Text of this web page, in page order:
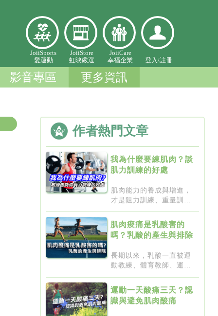
愛
運
動
虹映嚴
選
幸福企
業
人中心
JoiiSports
愛運動
JoiiStore
虹映嚴選
JoiiCare
幸福企業
登入/註冊
影音專區 更多資訊
作者熱門文章
我為什麼要練肌肉？談
肌力訓練的好處
肌肉能力的養成與增進，
才是阻力訓練、重量訓
肌肉痠痛是乳酸害的
嗎？乳酸的產生與排除
長期以來，乳酸一直被運
動教練、體育教師、運動
運動一天酸痛三天？認
識與避免肌肉酸痛